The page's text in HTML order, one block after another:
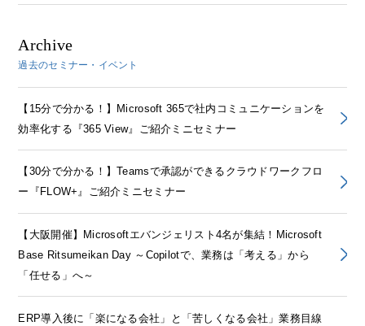
Archive
過去のセミナー・イベント
【15分で分かる！】Microsoft 365で社内コミュニケーションを
効率化する『365 View』ご紹介ミニセミナー
【30分で分かる！】Teamsで承認ができるクラウドワークフロ
ー『FLOW+』ご紹介ミニセミナー
【大阪開催】Microsoftエバンジェリスト4名が集結！Microsoft
Base Ritsumeikan Day ～Copilotで、業務は「考える」から
「任せる」へ～
ERP導入後に「楽になる会社」と「苦しくなる会社」業務目線